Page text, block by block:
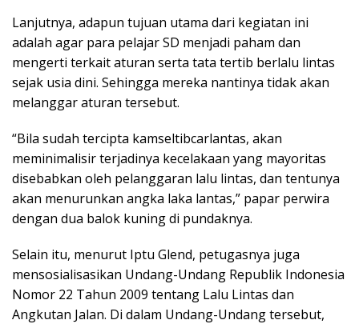
Lanjutnya, adapun tujuan utama dari kegiatan ini
adalah agar para pelajar SD menjadi paham dan
mengerti terkait aturan serta tata tertib berlalu lintas
sejak usia dini. Sehingga mereka nantinya tidak akan
melanggar aturan tersebut.
“Bila sudah tercipta kamseltibcarlantas, akan
meminimalisir terjadinya kecelakaan yang mayoritas
disebabkan oleh pelanggaran lalu lintas, dan tentunya
akan menurunkan angka laka lantas,” papar perwira
dengan dua balok kuning di pundaknya.
Selain itu, menurut Iptu Glend, petugasnya juga
mensosialisasikan Undang-Undang Republik Indonesia
Nomor 22 Tahun 2009 tentang Lalu Lintas dan
Angkutan Jalan. Di dalam Undang-Undang tersebut,